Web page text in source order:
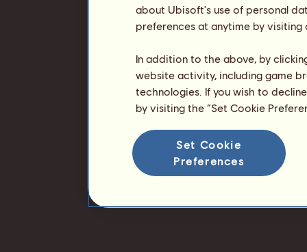
about Ubisoft's use of personal
preferences at anytime by
In addition to the above, by
website activity, including game
technologies. If you wish to
by visiting the “Set Cookie
Set Cookie
Preferences